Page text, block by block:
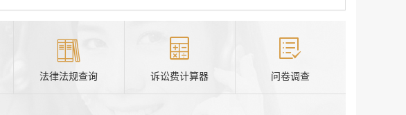
法律法规查询 诉讼费计算器 问卷调查